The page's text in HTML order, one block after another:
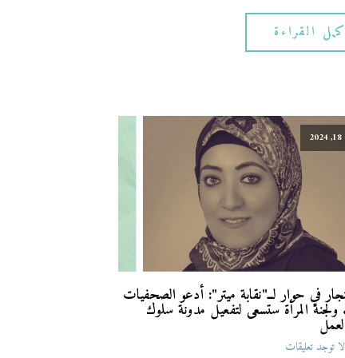
القراءة
في حوار لــ"نقابة ميتر": أدعو الصحفيات
ولجنة المرأة ستسعى لتفعيل مدونة سلوك
لا توجد تعليقات